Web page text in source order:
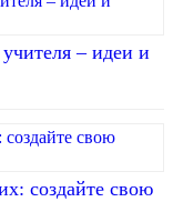
– идеи и
создайте свою